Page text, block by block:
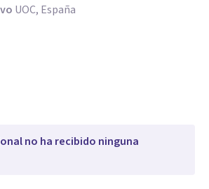
UOC, España
no ha recibido ninguna